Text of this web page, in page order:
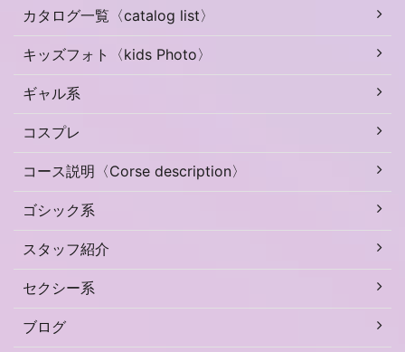
カタログ一覧〈catalog list〉
キッズフォト〈kids Photo〉
ギャル系
コスプレ
コース説明〈Corse description〉
ゴシック系
スタッフ紹介
セクシー系
ブログ